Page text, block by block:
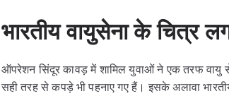
भारतीय वायुसेना के चित्र
ऑपरेशन सिंदूर कावड़ में शामिल युवाओं ने एक तरफ वायु
सही तरह से कपड़े भी पहनाए गए हैं। इसके अलावा